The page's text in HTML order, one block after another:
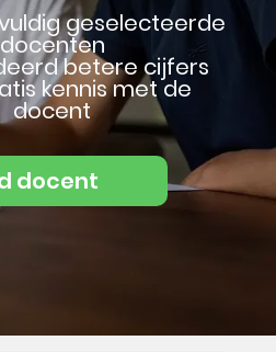
geselecteerde
docenten
betere cijfers
kennis met de
docent
docent